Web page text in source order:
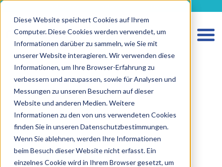
Diese Website speichert Cookies auf Ihrem
Computer. Diese Cookies werden verwendet, um
Informationen darüber zu sammeln, wie Sie mit
unserer Website interagieren. Wir verwenden diese
Informationen, um Ihre Browser-Erfahrung zu
verbessern und anzupassen, sowie für Analysen und
Messungen zu unseren Besuchern auf dieser
Website und anderen Medien. Weitere
Informationen zu den von uns verwendeten Cookies
finden Sie in unseren Datenschutzbestimmungen.
Wenn Sie ablehnen, werden Ihre Informationen
beim Besuch dieser Website nicht erfasst. Ein
einzelnes Cookie wird in Ihrem Browser gesetzt, um
HOME
LEISTUNGEN MEDIZINPRODUKTE